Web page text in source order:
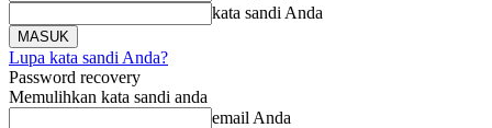
kata sandi Anda
Lupa kata sandi Anda?
Password recovery
Memulihkan kata sandi anda
email Anda